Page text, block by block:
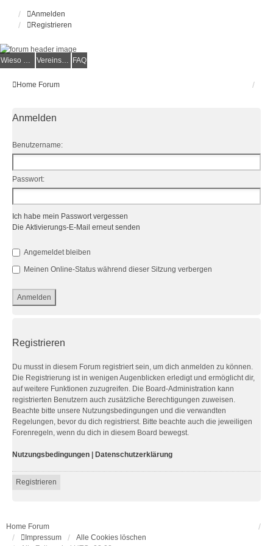
Anmelden
Registrieren
Wieso der e.V.? Vereinsmitglied werden FAQ
Home Forum
Anmelden
Benutzername:
Passwort:
Ich habe mein Passwort vergessen
Die Aktivierungs-E-Mail erneut senden
Angemeldet bleiben
Meinen Online-Status während dieser Sitzung verbergen
Registrieren
Du musst in diesem Forum registriert sein, um dich anmelden zu können.
Die Registrierung ist in wenigen Augenblicken erledigt und ermöglicht dir,
auf weitere Funktionen zuzugreifen. Die Board-Administration kann
registrierten Benutzern auch zusätzliche Berechtigungen zuweisen.
Beachte bitte unsere Nutzungsbedingungen und die verwandten
Regelungen, bevor du dich registrierst. Bitte beachte auch die jeweiligen
Forenregeln, wenn du dich in diesem Board bewegst.
Nutzungsbedingungen Datenschutzerklärung
Registrieren
Home Forum
Impressum
Alle Cookies löschen